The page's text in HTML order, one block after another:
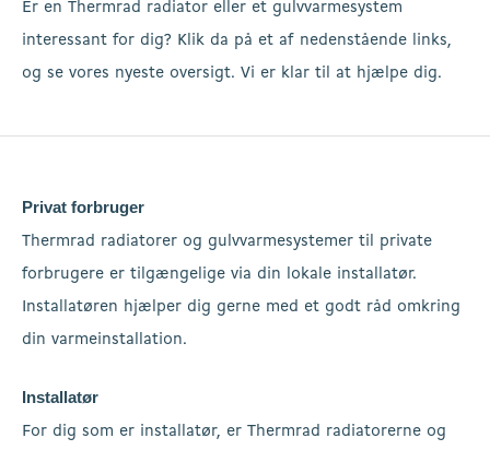
Er en Thermrad radiator eller et gulvvarmesystem
interessant for dig? Klik da på et af nedenstående links,
og se vores nyeste oversigt. Vi er klar til at hjælpe dig.
Privat forbruger
Thermrad radiatorer og gulvvarmesystemer til private
forbrugere er tilgængelige via din lokale installatør.
Installatøren hjælper dig gerne med et godt råd omkring
din varmeinstallation.
Installatør
For dig som er installatør, er Thermrad radiatorerne og